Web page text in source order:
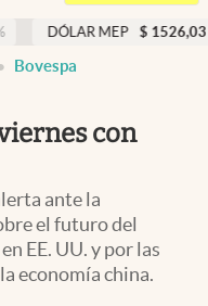
Uruguay
MEP $ 1526,03 0.43%
Bovespa
con
ante la
el futuro del
EE. UU. y por las
economía china.